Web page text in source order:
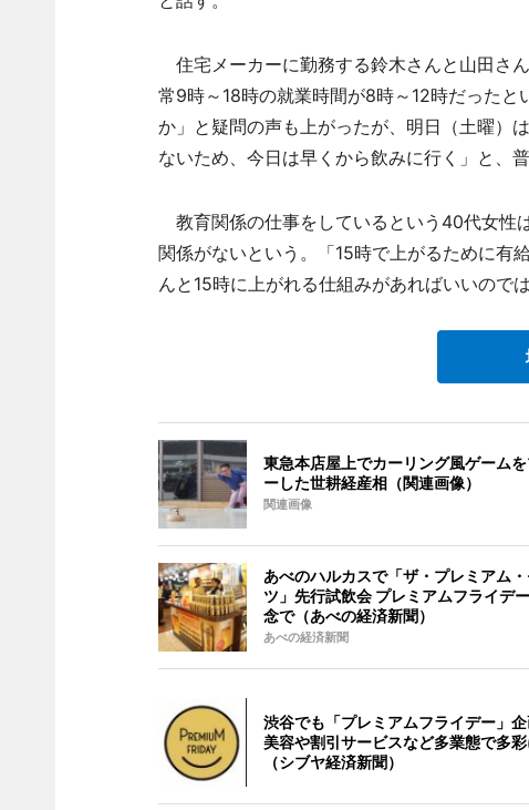
住宅メーカーに勤務する鈴木さんと山田さ
常9時～18時の就業時間が8時～12時だった
か」と疑問の声も上がったが、明日（土曜）
ないため、今日は早くから飲みに行く」と、
教育関係の仕事をしているという40代女性
関係がないという。「15時で上がるために有
んと15時に上がれる仕組みがあればいいので
東急本店屋上でカーリング風ゲーム
ーした世耕経産相（関連画像）
関連画像
あべのハルカスで「ザ・プレミアム
ツ」先行試飲会 プレミアムフライデ
念で（あべの経済新聞）
あべの経済新聞
渋谷でも「プレミアムフライデー」
美容や割引サービスなど多業態で多彩
（シブヤ経済新聞）